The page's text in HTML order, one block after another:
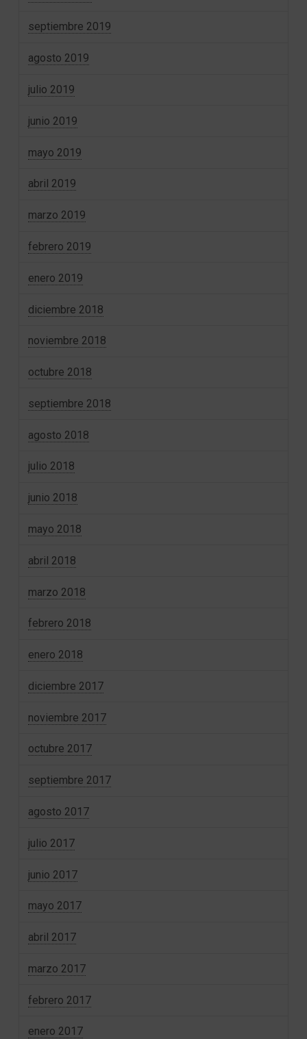
septiembre 2019
agosto 2019
julio 2019
junio 2019
mayo 2019
abril 2019
marzo 2019
febrero 2019
enero 2019
diciembre 2018
noviembre 2018
octubre 2018
septiembre 2018
agosto 2018
julio 2018
junio 2018
mayo 2018
abril 2018
marzo 2018
febrero 2018
enero 2018
diciembre 2017
noviembre 2017
octubre 2017
septiembre 2017
agosto 2017
julio 2017
junio 2017
mayo 2017
abril 2017
marzo 2017
febrero 2017
enero 2017